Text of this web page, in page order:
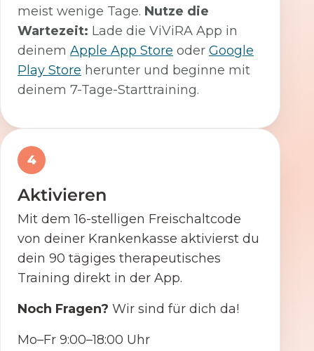
meist wenige Tage. Nutze die
Wartezeit: Lade die ViViRA App in
deinem Apple App Store oder Google
Play Store herunter und beginne mit
deinem 7-Tage-Starttraining.
4
Aktivieren
Mit dem 16-stelligen Freischaltcode
von deiner Krankenkasse aktivierst du
dein 90 tägiges therapeutisches
Training direkt in der App.
Noch Fragen? Wir sind für dich da!
Mo–Fr 9:00–18:00 Uhr